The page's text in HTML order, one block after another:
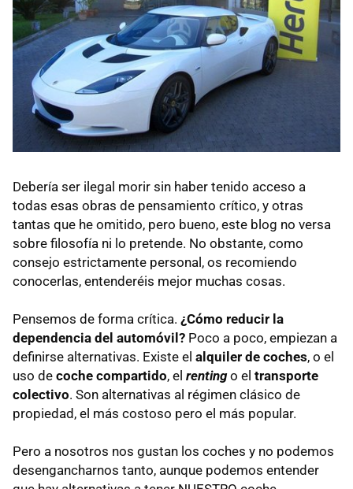
Debería ser ilegal morir sin haber tenido acceso a
todas esas obras de pensamiento crítico, y otras
tantas que he omitido, pero bueno, este blog no versa
sobre filosofía ni lo pretende. No obstante, como
consejo estrictamente personal, os recomiendo
conocerlas, entenderéis mejor muchas cosas.
Pensemos de forma crítica. ¿Cómo reducir la
dependencia del automóvil? Poco a poco, empiezan a
definirse alternativas. Existe el alquiler de coches, o el
uso de coche compartido, el rentingo el transporte
colectivo. Son alternativas al régimen clásico de
propiedad, el más costoso pero el más popular.
Pero a nosotros nos gustan los coches y no podemos
desengancharnos tanto, aunque podemos entender